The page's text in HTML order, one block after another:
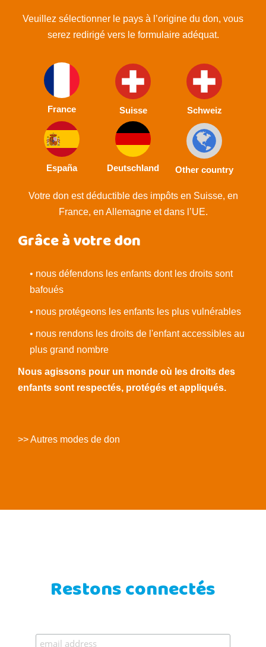
Veuillez sélectionner le pays à l’origine du don, vous
serez redirigé vers le formulaire adéquat.
France Suisse Schweiz
España Deutschland Other country
Votre don est déductible des impôts en Suisse, en
France, en Allemagne et dans l’UE.
Grâce à votre don
• nous défendons les enfants dont les droits sont
bafoués
• nous protégeons les enfants les plus vulnérables
• nous rendons les droits de l'enfant accessibles au
plus grand nombre
Nous agissons pour un monde où les droits des
enfants sont respectés, protégés et appliqués.
>> Autres modes de don
Restons connectés